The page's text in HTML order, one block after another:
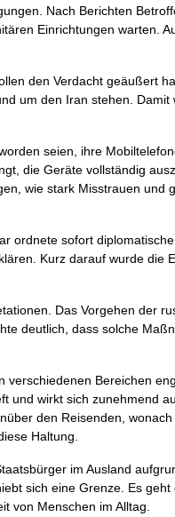
Nach Berichten
Einrichtungen warten.
den Verdacht geäußert
um den Iran stehen. Damit
seien, ihre
die Geräte vollständig
wie stark Misstrauen und
ordnete sofort
Kurz darauf wurde die
Das Vorgehen der
deutlich, dass solche
Bereichen
und wirkt sich zunehmend
den Reisenden,
Haltung.
im Ausland
sich eine Grenze. Es
von Menschen im Alltag.